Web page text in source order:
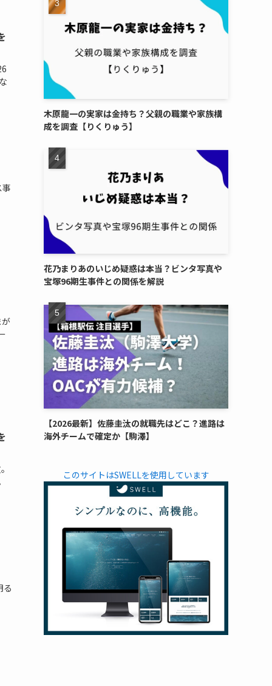
る
木原龍一の実家は金持ち？父親の職業や家族構
成を調査【りくりゅう】
花乃まりあのいじめ疑惑は本当？ビンタ写真や
宝塚96期生事件との関係を解説
【2026最新】佐藤圭汰の就職先はどこ？進路は
海外チームで確定か【駒澤】
このサイトはSWELLを使用しています